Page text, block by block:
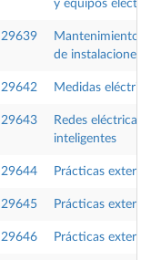
y equipos
29639
Mantenimiento
de instalaciones
29642 Medidas
29643
Redes eléctricas
inteligentes
29644 Prácticas
29645 Prácticas
29646 Prácticas